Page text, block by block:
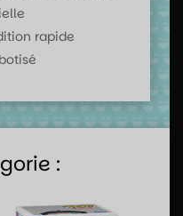
rapide
: